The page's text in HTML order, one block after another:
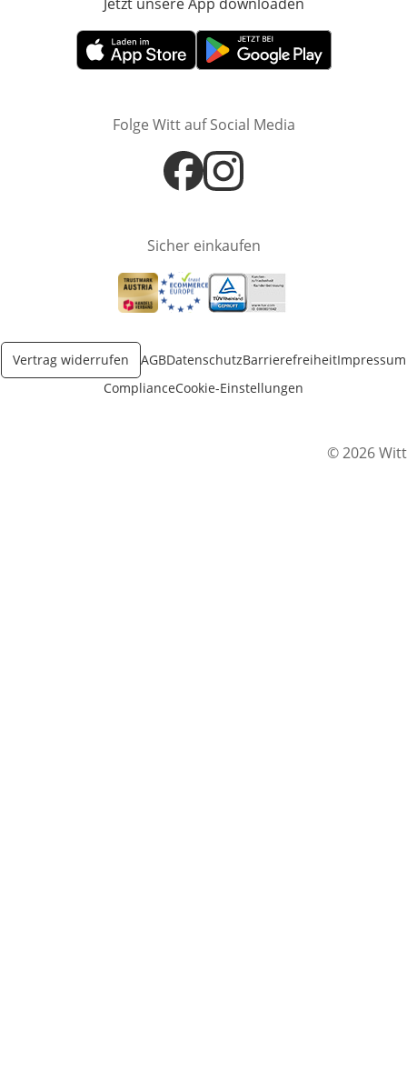
Öffnet in neuem FensterÖffnet in neuem Fenster
Folge Witt auf Social Media
Öffnet in neuem Fenster
Öffnet in neuem Fenster
Sicher einkaufen
Öffnet in neuem Fenster
Öffnet in neuem Fenster
Öffnet in neuem Fenster
Vertrag widerrufen AGBDatenschutzBarrierefreiheitImpressum
ComplianceCookie-Einstellungen
© 2026 Witt